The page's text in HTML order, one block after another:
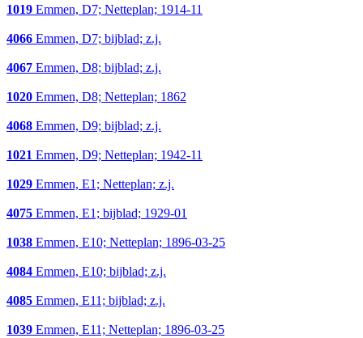
1019 Emmen, D7; Netteplan; 1914-11
4066 Emmen, D7; bijblad; z.j.
4067 Emmen, D8; bijblad; z.j.
1020 Emmen, D8; Netteplan; 1862
4068 Emmen, D9; bijblad; z.j.
1021 Emmen, D9; Netteplan; 1942-11
1029 Emmen, E1; Netteplan; z.j.
4075 Emmen, E1; bijblad; 1929-01
1038 Emmen, E10; Netteplan; 1896-03-25
4084 Emmen, E10; bijblad; z.j.
4085 Emmen, E11; bijblad; z.j.
1039 Emmen, E11; Netteplan; 1896-03-25